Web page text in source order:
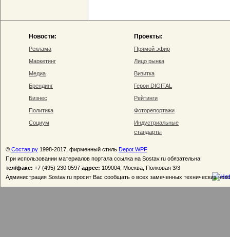
Новости:
Реклама
Маркетинг
Медиа
Брендинг
Бизнес
Политика
Социум
Проекты:
Прямой эфир
Лицо рынка
Визитка
Герои DIGITAL
Рейтинги
Фоторепортажи
Индустриальные
стандарты
© Состав.ру 1998-2017, фирменный стиль Depot WPF
При использовании материалов портала ссылка на Sostav.ru обязательна!
тел/факс: +7 (495) 230 0597 адрес: 109004, Москва, Полковая 3/3
Администрация Sostav.ru просит Вас сообщать о всех замеченных технических